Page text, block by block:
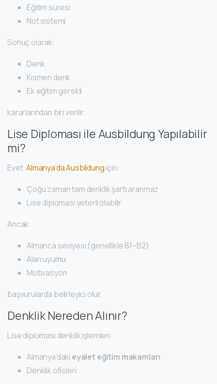
Eğitim süresi
Not sistemi
Sonuç olarak:
Denk
Kısmen denk
Ek eğitim gerekli
kararlarından biri verilir.
Lise Diploması ile Ausbildung Yapılabilir
mi?
Evet.Almanya’da Ausbildung için:
Çoğu zaman tam denklik şartı aranmaz
Lise diploması yeterli olabilir
Ancak:
Almanca seviyesi (genellikle B1–B2)
Alan uyumu
Motivasyon
başvurularda belirleyici olur.
Denklik Nereden Alınır?
Lise diploması denklik işlemleri:
Almanya’daki eyalet eğitim makamları
Denklik ofisleri